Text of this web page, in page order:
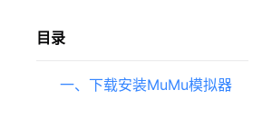
目录
一、下载安装MuMu模拟器